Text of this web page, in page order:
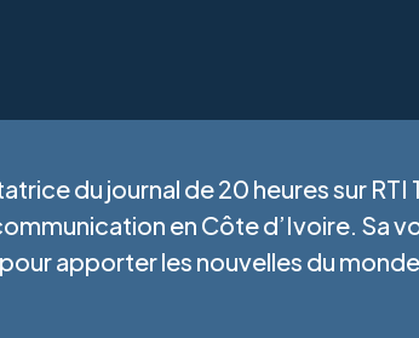
du journal de 20 heures sur RTI
en Côte d’Ivoire. Sa
apporter les nouvelles du